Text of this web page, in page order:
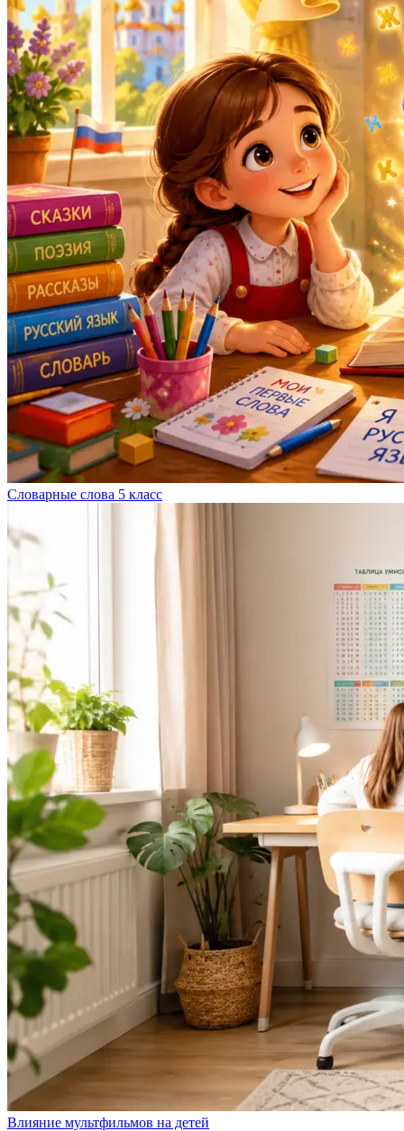
Словарные слова 5 класс
Влияние мультфильмов на детей